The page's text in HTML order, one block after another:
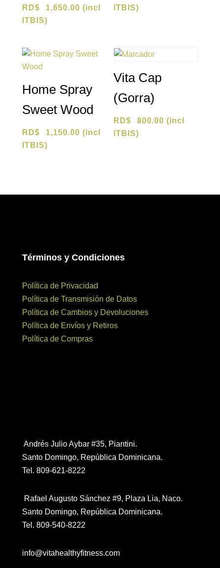
RD$ 1,650.00 (incl
ITBIS)
ITBIS)
Home Spray
Sweet Wood
RD$ 1,150.00 (incl
ITBIS)
Vita Cap
(Gorra)
RD$ 800.00 (incl
ITBIS)
Términos y Condiciones
Política de Privacidad
Política de Transmisión de Datos
Política de Cambios y Devoluciones
Política de Envíos y Retiros
Política de Compras
Andrés Julio Aybar #35, Piantini.
Santo Domingo, República Dominicana.
Tel. 809-621-8222
Rafael Augusto Sánchez #9, Plaza Lia, Naco.
Santo Domingo, República Dominicana.
Tel. 809-540-8222
info@vitahealthyfitness.com